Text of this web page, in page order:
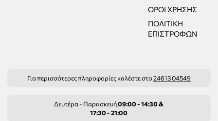
ΌΡΟΙ ΧΡΉΣΗΣ
ΠΟΛΙΤΙΚΉ
ΕΠΙΣΤΡΟΦΏΝ
Για περισσότερες πληροφορίες καλέστε στο24613 04549
Δευτέρα - Παρασκευή09:00 - 14:30 &
17:30 - 21:00